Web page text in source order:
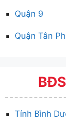
Quận 9
Quận Tân
Tỉnh Bình